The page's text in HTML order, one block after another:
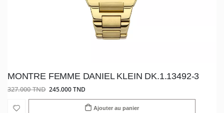
MONTRE FEMME DANIEL KLEIN DK.1.13492-3
327.000 TND 245.000 TND
Ajouter au panier